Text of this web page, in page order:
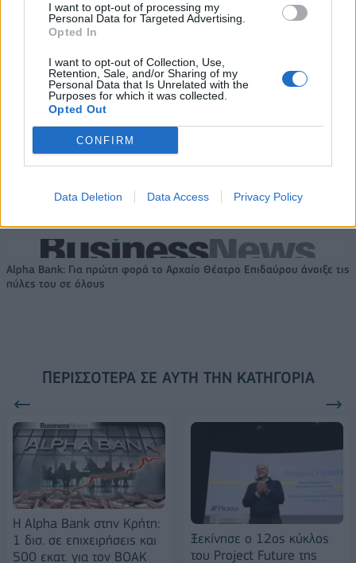
I want to opt-out of processing my
Personal Data for Targeted Advertising.
Opted In
I want to opt-out of Collection, Use,
Retention, Sale, and/or Sharing of my
Personal Data that Is Unrelated with the
Purposes for which it was collected.
Opted Out
CONFIRM
Data Deletion Data Access Privacy Policy
Η Chery επενδύει 75 εκατ. δολάρια στην KG Mobility
Το FIAT 500 Hybrid τώρα από
18.990 ευρώ
Ατρόμητος και Novibet
συνεχίζουν μαζί: Ανανέωση της
18η συνεχόμενη χρονιά για τον ΟΤΕ στη διεθνή σειρά δεικτών
Alpha Bank: Για πρώτη φορά το Αρχαίο Θέατρο Επιδαύρου άνοιξε τις
πύλες του σε όλους
ΠΕΡΙΣΣΌΤΕΡΑ ΣΕ ΑΥΤΉ ΤΗΝ ΚΑΤΗΓΟΡΊΑ
Η Alpha Bank στην Κρήτη:
1 δισ. σε επιχειρήσεις και
500 εκατ. για τον ΒΟΑΚ
Ξεκίνησε ο 12ος κύκλος
του Project Future της